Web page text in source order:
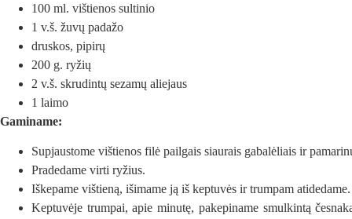
100 ml. vištienos sultinio
1 v.š. žuvų padažo
druskos, pipirų
200 g. ryžių
2 v.š. skrudintų sezamų aliejaus
1 laimo
Gaminame:
Supjaustome vištienos filė pailgais siaurais gabalėliais ir
Pradedame virti ryžius.
Iškepame vištieną, išimame ją iš keptuvės ir trumpam atidedame.
Keptuvėje trumpai, apie minutę, pakepiname smulkintą